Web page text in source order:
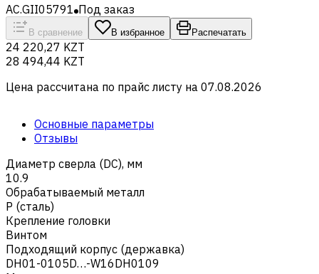
AC.GII05791 Под заказ
В сравнение В избранное Распечатать
24 220,27 KZT
28 494,44 KZT
Цена рассчитана по прайс листу на 07.08.2026
Основные параметры
Отзывы
Диаметр сверла (DC), мм
10.9
Обрабатываемый металл
Р (сталь)
Крепление головки
Винтом
Подходящий корпус (державка)
DH01-0105D…-W16DH0109